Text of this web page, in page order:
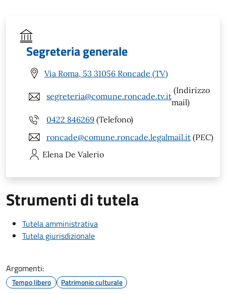
Segreteria generale
Via Roma, 53 31056 Roncade (TV)
segreteria@comune.roncade.tv.it
(Indirizzo
mail)
0422 846269 (Telefono)
roncade@comune.roncade.legalmail.it (PEC)
Elena De Valerio
Strumenti di tutela
Tutela amministrativa
Tutela giurisdizionale
Argomenti:
Tempo libero Patrimonio culturale